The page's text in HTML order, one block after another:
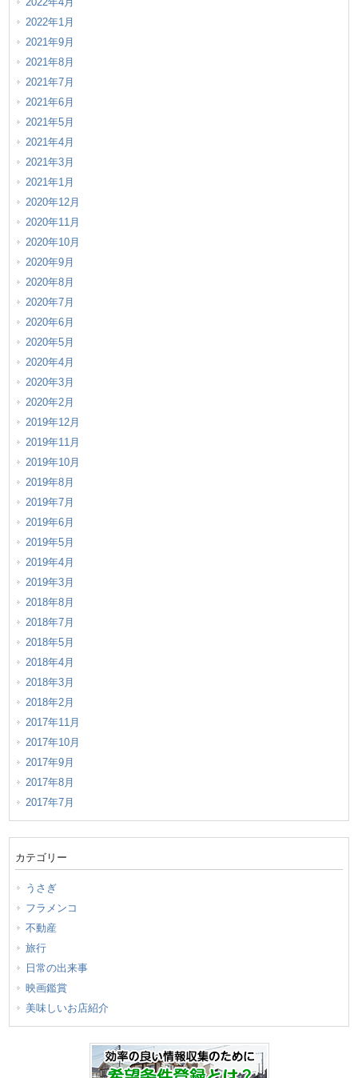
2022年1月
2021年9月
2021年8月
2021年7月
2021年6月
2021年5月
2021年4月
2021年3月
2021年1月
2020年12月
2020年11月
2020年10月
2020年9月
2020年8月
2020年7月
2020年6月
2020年5月
2020年4月
2020年3月
2020年2月
2019年12月
2019年11月
2019年10月
2019年8月
2019年7月
2019年6月
2019年5月
2019年4月
2019年3月
2018年8月
2018年7月
2018年5月
2018年4月
2018年3月
2018年2月
2017年11月
2017年10月
2017年9月
2017年8月
2017年7月
カテゴリー
うさぎ
フラメンコ
不動産
旅行
日常の出来事
映画鑑賞
美味しいお店紹介